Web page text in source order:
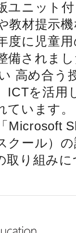
ユニット
教材提示
度に児童
備されま
高め合う
ICTを活用
ています
Microsoft
クール）
取り組み